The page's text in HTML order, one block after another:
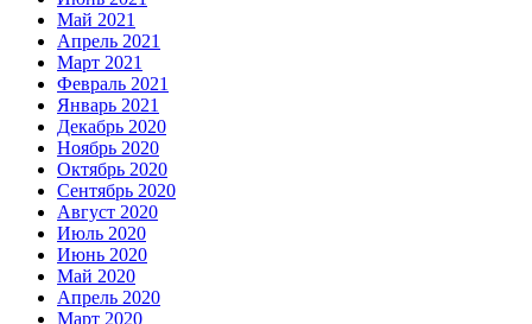
Май 2021
Апрель 2021
Март 2021
Февраль 2021
Январь 2021
Декабрь 2020
Ноябрь 2020
Октябрь 2020
Сентябрь 2020
Август 2020
Июль 2020
Июнь 2020
Май 2020
Апрель 2020
Март 2020